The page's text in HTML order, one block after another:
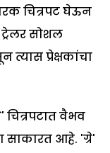
चित्रपट घेऊन
सोशल
प्रेक्षकांचा
चित्रपटात वैभव
साकारत आहे. 'ग्रे'